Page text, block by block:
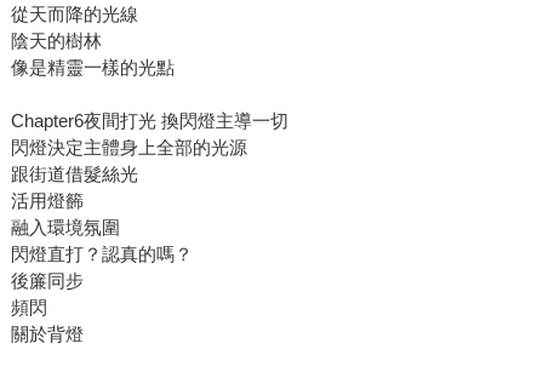
從天而降的光線
陰天的樹林
像是精靈一樣的光點
Chapter6夜間打光 換閃燈主導一切
閃燈決定主體身上全部的光源
跟街道借髮絲光
活用燈籂
融入環境氛圍
閃燈直打？認真的嗎？
後簾同步
頻閃
關於背燈